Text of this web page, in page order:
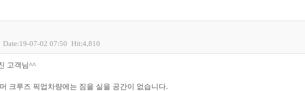
Date:19-07-02 07:50 Hit:4,810
고객님^^
크루즈 픽업차량에는 짐을 실을 공간이 없습니다.